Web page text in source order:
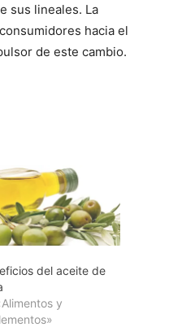
sus lineales. La
hacia el
de este cambio.
del aceite de
y